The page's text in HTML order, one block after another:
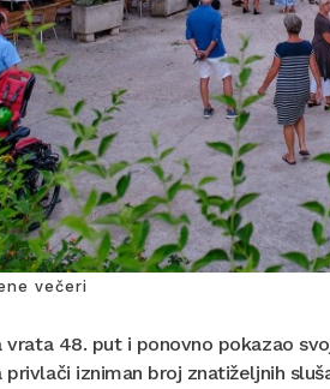
večeri
vrata 48. put i ponovno pokazao
izniman broj znatiželjnih